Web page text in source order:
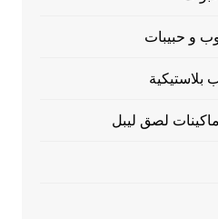
و حبيبات
بلاستيكية
لصق ليبل